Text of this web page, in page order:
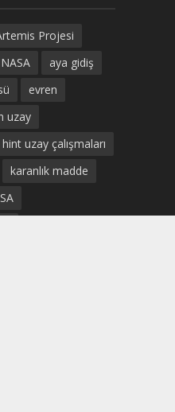
Projesi
aya gidiş
evren
uzay
hint uzay çalışmaları
karanlık madde